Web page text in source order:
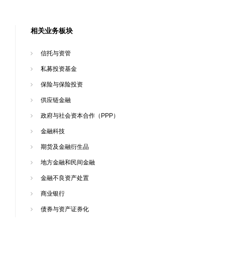
相关业务板块
信托与资管
私募投资基金
保险与保险投资
供应链金融
政府与社会资本合作（PPP）
金融科技
期货及金融衍生品
地方金融和民间金融
金融不良资产处置
商业银行
债券与资产证券化